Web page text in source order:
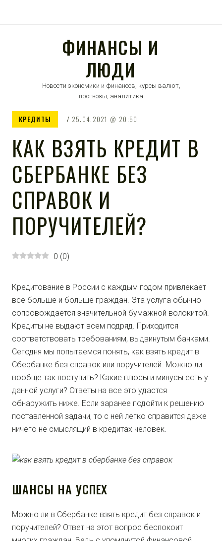
ФИНАНСЫ И
ЛЮДИ
Новости экономики и финансов, курсы валют,
прогнозы, аналитика
КРЕДИТЫ 25.04.2021 20:50
КАК ВЗЯТЬ КРЕДИТ В
СБЕРБАНКЕ БЕЗ
СПРАВОК И
ПОРУЧИТЕЛЕЙ?
0 (0)
Кредитование в России с каждым годом привлекает
все больше и больше граждан. Эта услуга обычно
сопровождается значительной бумажной волокитой.
Кредиты не выдают всем подряд. Приходится
соответствовать требованиям, выдвинутым банками.
Сегодня мы попытаемся понять, как взять кредит в
Сбербанке без справок или поручителей. Можно ли
вообще так поступить? Какие плюсы и минусы есть у
данной услуги? Ответы на все это удастся
обнаружить ниже. Если заранее подойти к решению
поставленной задачи, то с ней легко справится даже
ничего не смыслящий в кредитах человек.
ШАНСЫ НА УСПЕХ
Можно ли в Сбербанке взять кредит без справок и
поручителей? Ответ на этот вопрос беспокоит